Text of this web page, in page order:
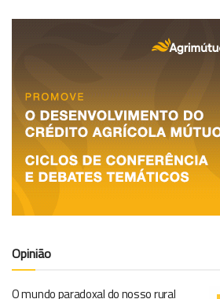
Opinião
O mundo paradoxal do nosso rural